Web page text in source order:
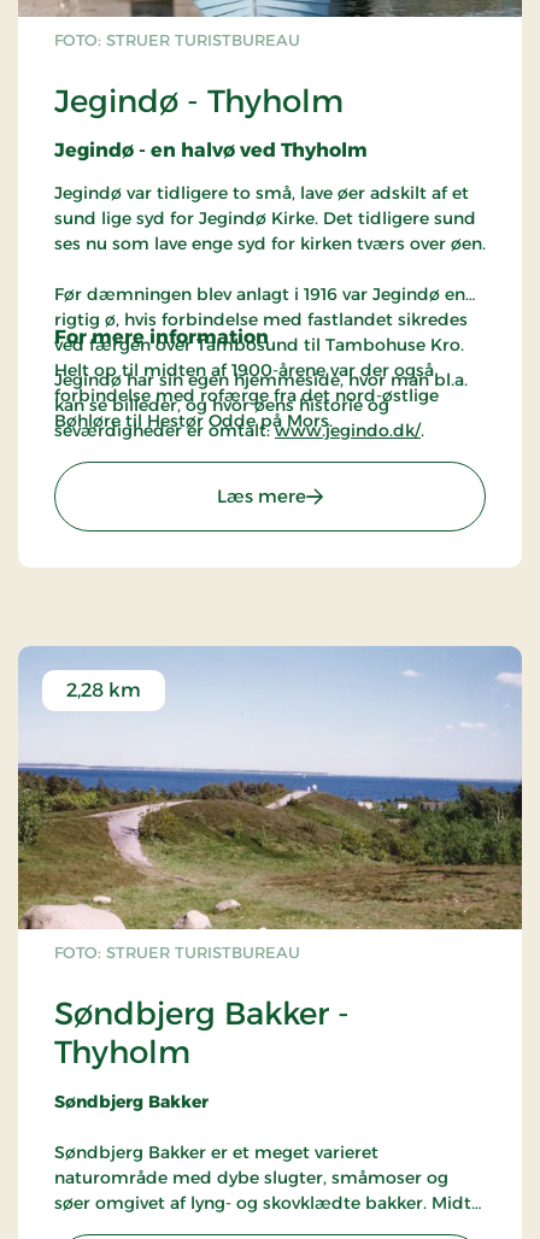
FOTO: STRUER TURISTBUREAU
Jegindø - Thyholm
Jegindø - en halvø ved Thyholm
Jegindø var tidligere to små, lave øer adskilt af et
sund lige syd for Jegindø Kirke. Det tidligere sund
ses nu som lave enge syd for kirken tværs over øen.
Før dæmningen blev anlagt i 1916 var Jegindø en
rigtig ø, hvis forbindelse med fastlandet sikredes
ved færgen over Tambosund til Tambohuse Kro.
Helt op til midten af 1900-årene var der også
forbindelse med rofærge fra det nord-østlige
Bøhløre til Hestør Odde på Mors.
Der er ingen bakker på Jegindø, hvis højeste punkt
kun ligger 13 m over havet. Den frodige ø har været
beboet i tusinder af år - mange steder kan man
befolkningen på øen har tidligere været lige så
meget fiskere som bønder.
Fywerhus", der fortæller om det gamle fiskeri på
Jegindø
Stranden ved Bøhl eller en gåtur ud ad Jegind Tap,
er oplagte emner for en udflugt.
For mere information
Jegindø har sin egen hjemmeside, hvor man bl.a.
kan se billeder, og hvor øens historie og
seværdigheder er omtalt:www.jegindo.dk/.
Læs mere: Jegindø - Thyholm
FOTO: STRUER TURISTBUREAU
Søndbjerg Bakker -
Thyholm
2,28 km
Søndbjerg Bakker
Søndbjerg Bakker er et meget varieret
naturområde med dybe slugter, småmoser og
søer omgivet af lyng- og skovklædte bakker. Midt i